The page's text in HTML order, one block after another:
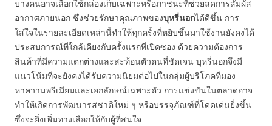
บางคนอาจเลือกใช้กล่องเก็บเฉพาะหรือภาชนะที่ช่วยลดการสัมผัส
อากาศภายนอก ซึ่งช่วยรักษาคุณภาพของบุหรี่นอกได้ดีขึ้น การ
ใส่ใจในรายละเอียดเหล่านี้ทำให้ทุกครั้งที่หยิบขึ้นมาใช้งานยังคงได้
ประสบการณ์ที่ใกล้เคียงกับครั้งแรกที่เปิดซอง ด้วยความต้องการ
สินค้าที่มีความแตกต่างและสะท้อนตัวตนที่ชัดเจน บุหรี่นอกจึงมี
แนวโน้มที่จะยังคงได้รับความนิยมต่อไปในกลุ่มผู้บริโภคที่มอง
หาความพรีเมียมและเอกลักษณ์เฉพาะตัว การแข่งขันในตลาดอาจ
ทำให้เกิดการพัฒนารสชาติใหม่ ๆ หรือบรรจุภัณฑ์ที่โดดเด่นยิ่งขึ้น
ซึ่งจะยิ่งเพิ่มทางเลือกให้กับผู้ที่สนใจ